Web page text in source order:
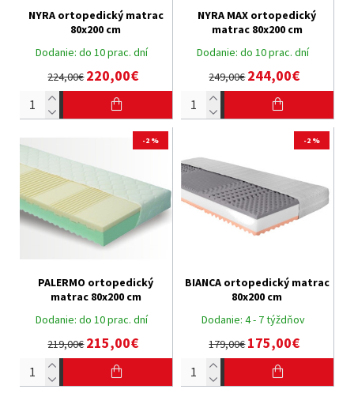
Dodanie: do 10 prac. dní
NYRA ortopedický matrac
80x200 cm
224,00€220,00€
Dodanie: do 10 prac. dní
NYRA MAX ortopedický
matrac 80x200 cm
249,00€244,00€
-2 %
Dodanie: do 10 prac. dní
PALERMO ortopedický
matrac 80x200 cm
219,00€215,00€
-2 %
Dodanie: 4 - 7 týždňov
BIANCA ortopedický matrac
80x200 cm
179,00€175,00€